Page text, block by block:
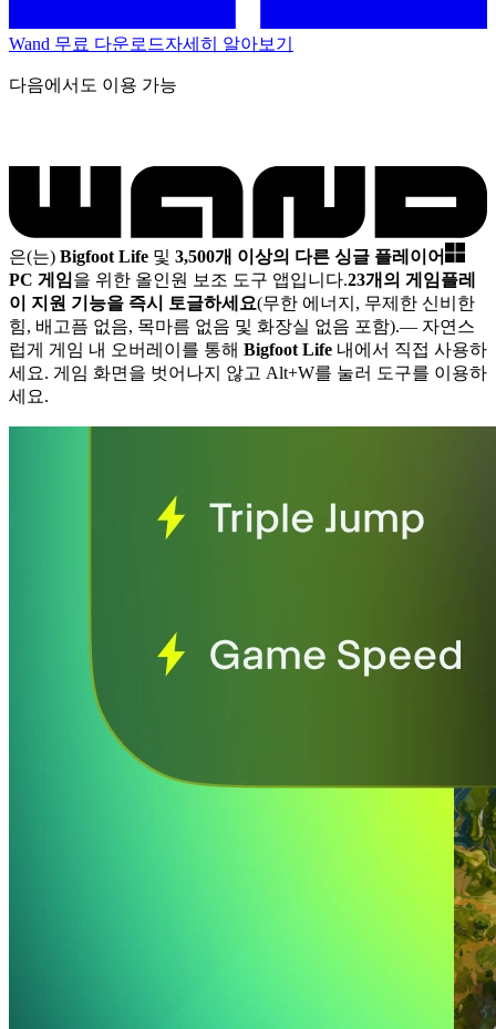
Wand 무료 다운로드자세히 알아보기
다음에서도 이용 가능
은(는) Bigfoot Life 및 3,500개 이상의 다른 싱글 플레이어
PC 게임을 위한 올인원 보조 도구 앱입니다.23개의 게임플레
이 지원 기능을 즉시 토글하세요(무한 에너지, 무제한 신비한
힘, 배고픔 없음, 목마름 없음 및 화장실 없음 포함).— 자연스
럽게 게임 내 오버레이를 통해 Bigfoot Life 내에서 직접 사용하
세요. 게임 화면을 벗어나지 않고 Alt+W를 눌러 도구를 이용하
세요.